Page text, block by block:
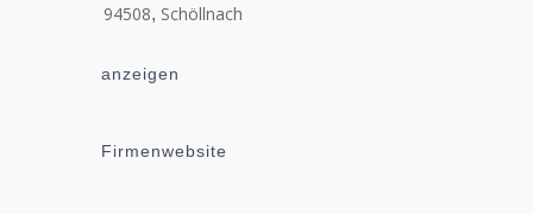
94508, Schöllnach
anzeigen
Firmenwebsite